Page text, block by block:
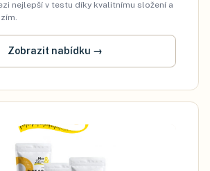
nejlepší v testu díky kvalitnímu složení a
Zobrazit nabídku →